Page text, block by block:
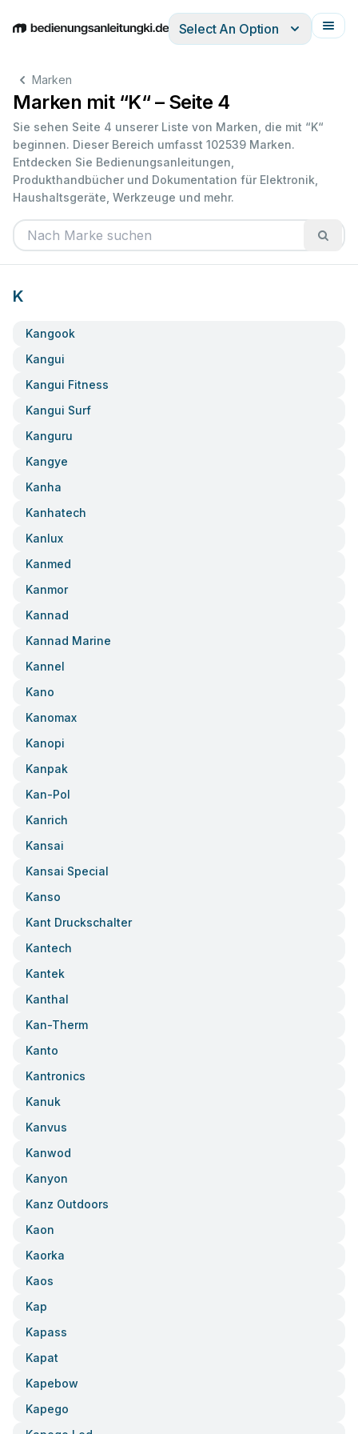
EnglishDeutschEspañolItalianoFrançais
Select An Option
Marken
Marken mit “K“ – Seite 4
Sie sehen Seite 4 unserer Liste von Marken, die mit “K“
beginnen. Dieser Bereich umfasst 102539 Marken.
Entdecken Sie Bedienungsanleitungen,
Produkthandbücher und Dokumentation für Elektronik,
Haushaltsgeräte, Werkzeuge und mehr.
K
Kangook
Kangui
Kangui Fitness
Kangui Surf
Kanguru
Kangye
Kanha
Kanhatech
Kanlux
Kanmed
Kanmor
Kannad
Kannad Marine
Kannel
Kano
Kanomax
Kanopi
Kanpak
Kan-Pol
Kanrich
Kansai
Kansai Special
Kanso
Kant Druckschalter
Kantech
Kantek
Kanthal
Kan-Therm
Kanto
Kantronics
Kanuk
Kanvus
Kanwod
Kanyon
Kanz Outdoors
Kaon
Kaorka
Kaos
Kap
Kapass
Kapat
Kapebow
Kapego